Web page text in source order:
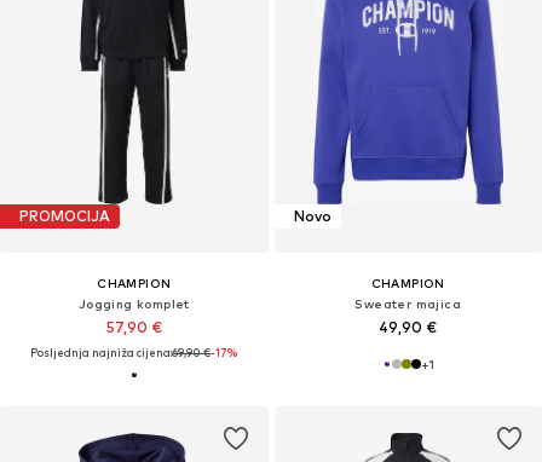
PROMOCIJA
CHAMPION
Jogging komplet
57,90 €
Posljednja najniža cijena:69,90 €-17%
Novo
CHAMPION
Sweater majica
49,90 €
+1